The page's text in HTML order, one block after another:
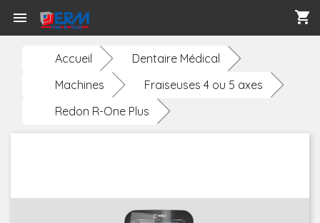
 shopping_cart
Accueil
Dentaire Médical
Machines
Fraiseuses 4 ou 5 axes
Redon R-One Plus